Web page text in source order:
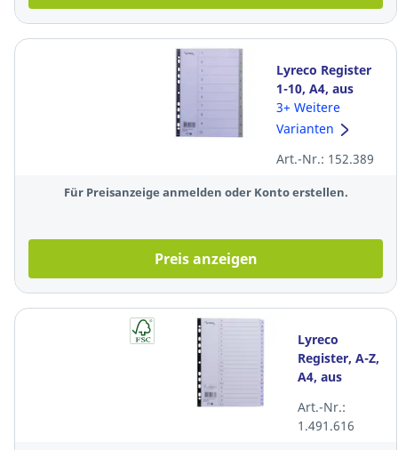
Lyreco Register
1-10, A4, aus
Kunststoff, 10
Blatt, grau
3+ Weitere
Varianten
Art.-Nr.: 152.389
Für Preisanzeige anmelden oder Konto erstellen.
Preis anzeigen
Lyreco
Register, A-Z,
A4, aus
Blatt, weiß
Art.-Nr.:
1.491.616